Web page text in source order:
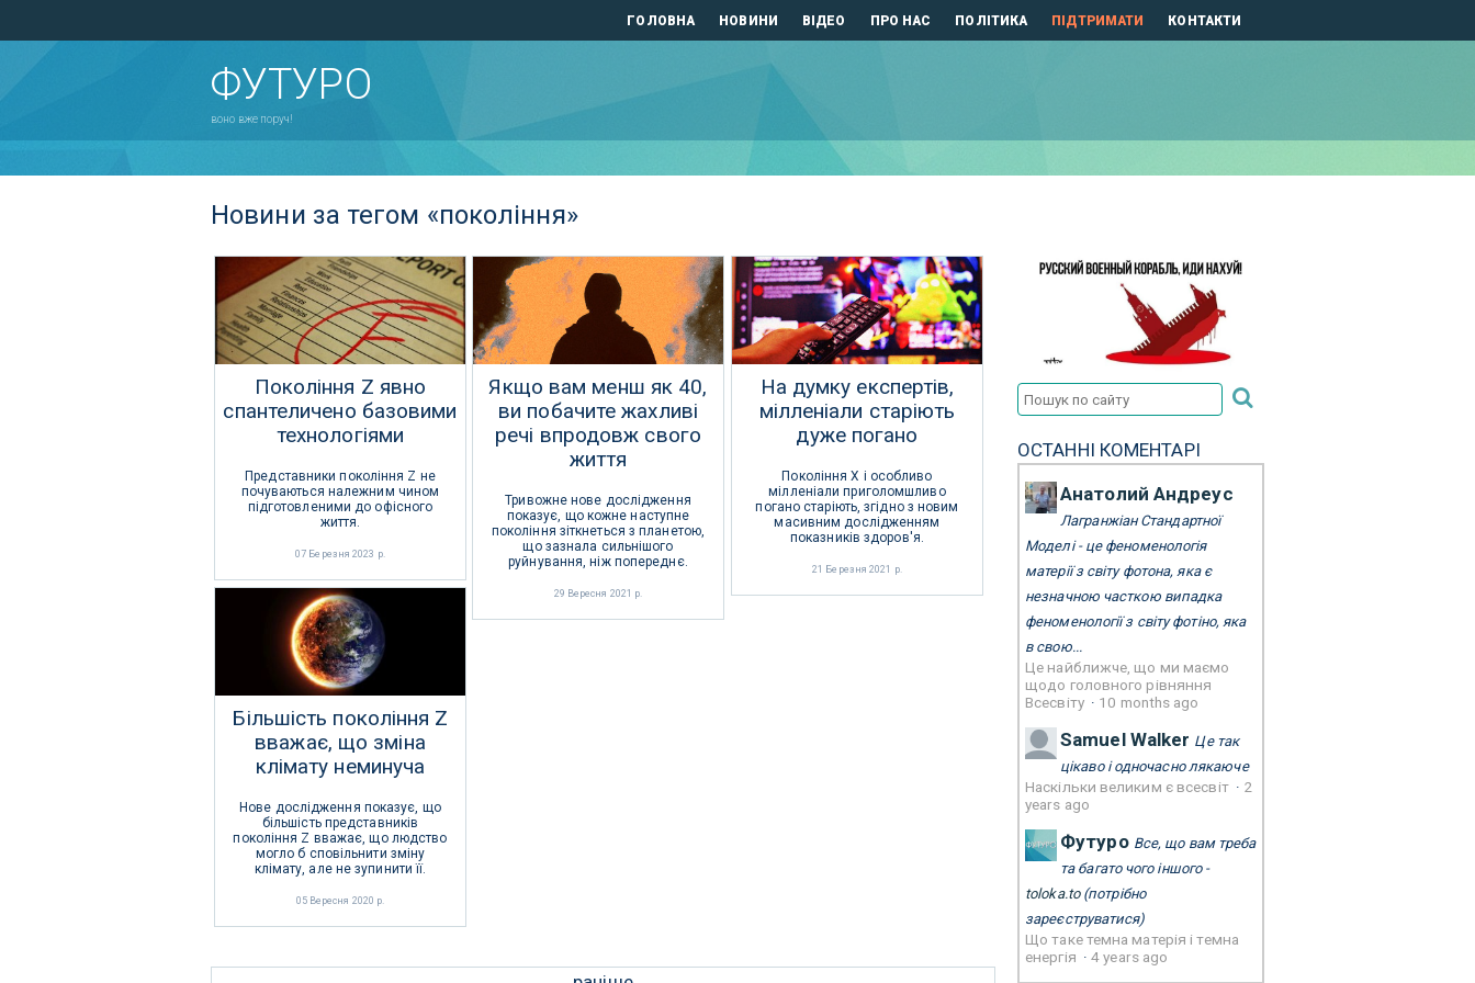
ГОЛОВНА НОВИНИ ВІДЕО ПРО НАС ПОЛІТИКА ПІДТРИМАТИ КОНТАКТИ
ФУТУРО
воно вже поруч!
Новини за тегом «покоління»
Покоління Z явно
спантеличено базовими
технологіями
Представники покоління Z не
почуваються належним чином
підготовленими до офісного
життя.
07 Березня 2023 р.
Якщо вам менш як 40,
ви побачите жахливі
речі впродовж свого
життя
Тривожне нове дослідження
показує, що кожне наступне
покоління зіткнеться з планетою,
що зазнала сильнішого
руйнування, ніж попереднє.
29 Вересня 2021 р.
На думку експертів,
мілленіали старіють
дуже погано
Покоління X і особливо
мілленіали приголомшливо
погано старіють, згідно з новим
масивним дослідженням
показників здоров'я.
21 Березня 2021 р.
Більшість покоління Z
вважає, що зміна
клімату неминуча
Нове дослідження показує, що
більшість представників
покоління Z вважає, що людство
могло б сповільнити зміну
клімату, але не зупинити її.
05 Вересня 2020 р.
ОСТАННІ КОМЕНТАРІ
Анатолий Андреус
Лагранжіан Стандартної
Моделі - це феноменологія
матерії з світу фотона, яка є
незначною часткою випадка
феноменології з світу фотіно, яка
в свою...
Це найближче, що ми маємо
щодо головного рівняння
Всесвіту · 10 months ago
Samuel Walker Це так
цікаво і одночасно лякаюче
Наскільки великим є всесвіт · 2
years ago
Футуро Все, що вам треба
та багато чого іншого -
toloka.to(потрібно
зареєструватися)
Що таке темна матерія і темна
енергія ·4 years ago